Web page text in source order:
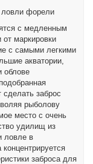
ловли форели
с медленным
маркировки
с самыми легкими
акватории,
облове
заброс
рыболову
место с очень
удилищ из
ловле в
заброса для